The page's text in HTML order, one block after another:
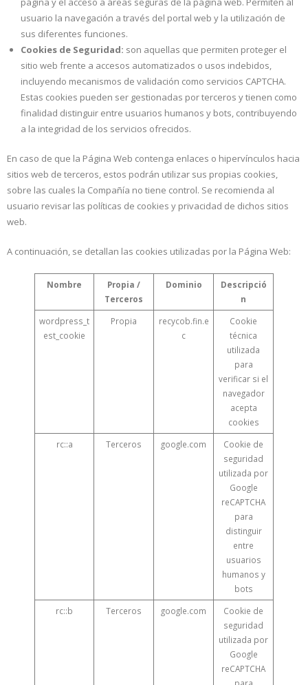
usuario la navegación a través del portal web y la utilización de
sus diferentes funciones.
Cookies de Seguridad: son aquellas que permiten proteger el
sitio web frente a accesos automatizados o usos indebidos,
incluyendo mecanismos de validación como servicios CAPTCHA.
Estas cookies pueden ser gestionadas por terceros y tienen como
finalidad distinguir entre usuarios humanos y bots, contribuyendo
a la integridad de los servicios ofrecidos.
En caso de que la Página Web contenga enlaces o hipervínculos hacia
sitios web de terceros, estos podrán utilizar sus propias cookies,
sobre las cuales la Compañía no tiene control. Se recomienda al
usuario revisar las políticas de cookies y privacidad de dichos sitios
web.
A continuación, se detallan las cookies utilizadas por la Página Web:
Nombre
Propia /
Terceros
Dominio
Descripció
n
wordpress_t
est_cookie
Propia
recycob.fin.e
c
Cookie
técnica
utilizada
para
verificar si el
navegador
acepta
cookies
rc::a
Terceros google.com
Cookie de
seguridad
utilizada por
Google
reCAPTCHA
para
distinguir
entre
usuarios
humanos y
bots
rc::b
Terceros google.com
Cookie de
seguridad
utilizada por
Google
reCAPTCHA